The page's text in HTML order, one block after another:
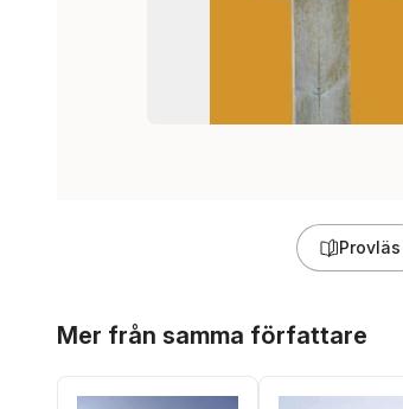
Provläs
Mer från samma författare